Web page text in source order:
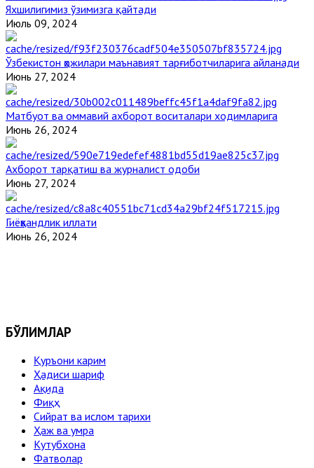
Яхшилигимиз ўзимизга қайтади
Июль 09, 2024
Ўзбекистон ҳожилари маънавият тарғиботчиларига айланади
Июнь 27, 2024
Матбуот ва оммавий ахборот воситалари ходимларига
Июнь 26, 2024
Ахборот тарқатиш ва журналист одоби
Июнь 27, 2024
Гиёҳвандлик иллати
Июнь 26, 2024
БЎЛИМЛАР
Қуръони карим
Ҳадиси шариф
Ақида
Фиқҳ
Сийрат ва ислом тарихи
Ҳаж ва умра
Кутубхона
Фатволар